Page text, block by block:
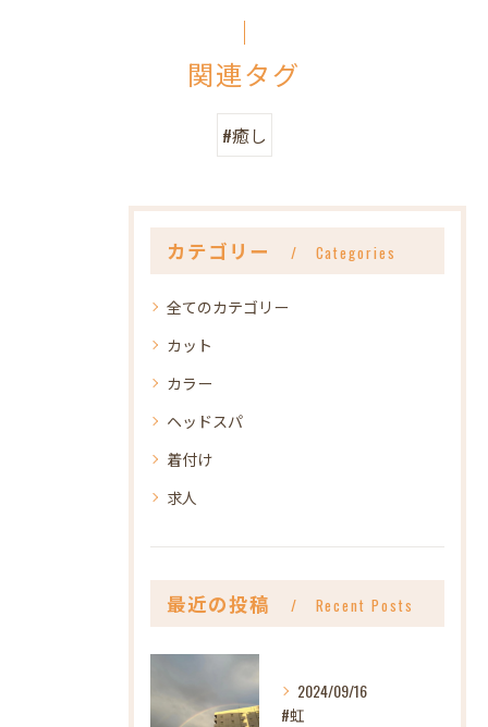
関連タグ
#癒し
カテゴリー Categories
全てのカテゴリー
カット
カラー
ヘッドスパ
着付け
求人
最近の投稿 Recent Posts
2024/09/16
#虹